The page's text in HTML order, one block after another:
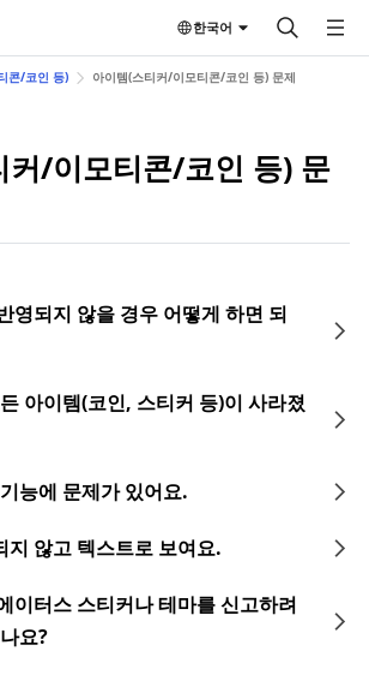
한국어
콘/코인 등) 아이템(스티커/이모티콘/코인 등) 문제
커/이모티콘/코인 등) 문
영되지 않을 경우 어떻게 하면 되
아이템(코인, 스티커 등)이 사라졌
능에 문제가 있어요.
지 않고 텍스트로 보여요.
이터스 스티커나 테마를 신고하려
요?